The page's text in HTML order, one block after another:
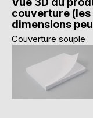
couverture
dimensions
Couverture souple